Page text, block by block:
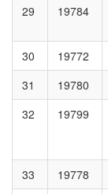
29 19784
30 19772
31
19780
32
19799
33 19778